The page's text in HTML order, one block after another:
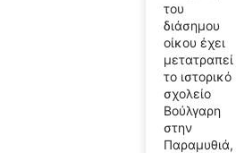
του
διάσημου
οίκου έχει
μετατραπεί
το ιστορικό
σχολείο
Βούλγαρη
στην
Παραμυθιά,